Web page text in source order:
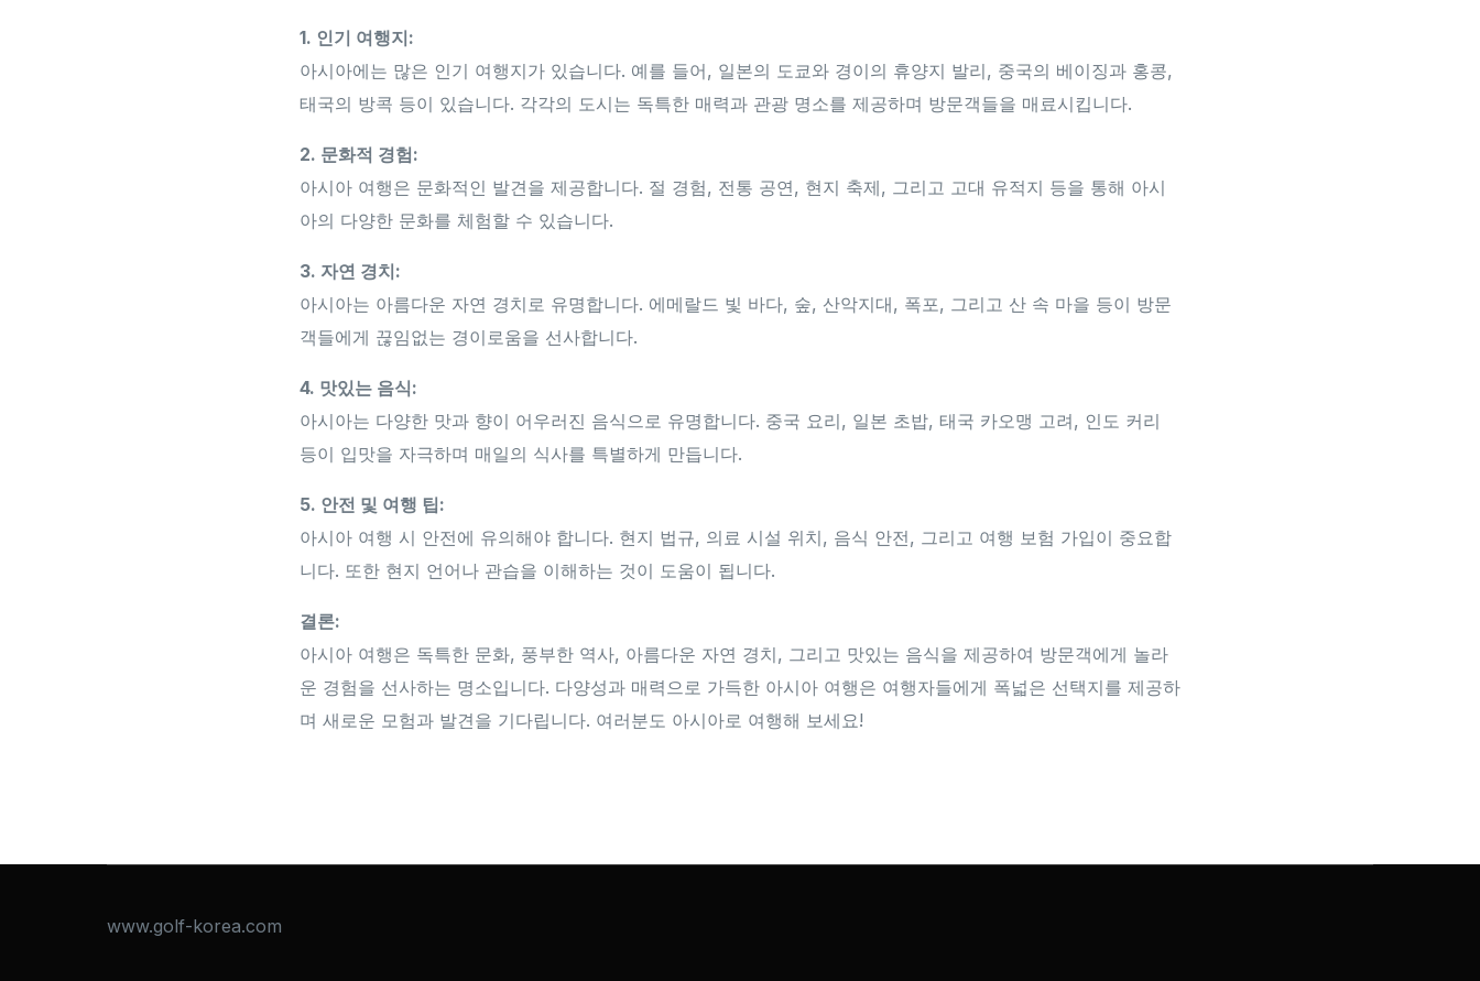
1. 인기 여행지:
아시아에는 많은 인기 여행지가 있습니다. 예를 들어, 일본의 도쿄와 경이의 휴양지 발리, 중국의 베이징과 홍콩,
태국의 방콕 등이 있습니다. 각각의 도시는 독특한 매력과 관광 명소를 제공하며 방문객들을 매료시킵니다.
2. 문화적 경험:
아시아 여행은 문화적인 발견을 제공합니다. 절 경험, 전통 공연, 현지 축제, 그리고 고대 유적지 등을 통해 아시
아의 다양한 문화를 체험할 수 있습니다.
3. 자연 경치:
아시아는 아름다운 자연 경치로 유명합니다. 에메랄드 빛 바다, 숲, 산악지대, 폭포, 그리고 산 속 마을 등이 방문
객들에게 끊임없는 경이로움을 선사합니다.
4. 맛있는 음식:
아시아는 다양한 맛과 향이 어우러진 음식으로 유명합니다. 중국 요리, 일본 초밥, 태국 카오맹 고려, 인도 커리
등이 입맛을 자극하며 매일의 식사를 특별하게 만듭니다.
5. 안전 및 여행 팁:
아시아 여행 시 안전에 유의해야 합니다. 현지 법규, 의료 시설 위치, 음식 안전, 그리고 여행 보험 가입이 중요합
니다. 또한 현지 언어나 관습을 이해하는 것이 도움이 됩니다.
결론:
아시아 여행은 독특한 문화, 풍부한 역사, 아름다운 자연 경치, 그리고 맛있는 음식을 제공하여 방문객에게 놀라
운 경험을 선사하는 명소입니다. 다양성과 매력으로 가득한 아시아 여행은 여행자들에게 폭넓은 선택지를 제공하
며 새로운 모험과 발견을 기다립니다. 여러분도 아시아로 여행해 보세요!
www.golf-korea.com